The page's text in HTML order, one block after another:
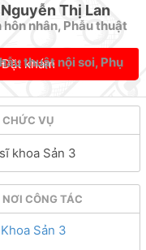
hôn nhân, Phẫu thuật
thuật nội soi, Phụ
lý thai nghén
Thị Lan
Đặt khám
CHỨC VỤ
khoa Sản 3
NƠI CÔNG TÁC
Khoa Sản 3